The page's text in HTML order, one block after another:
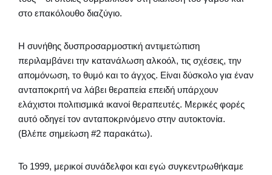
στο επακόλουθο διαζύγιο.
Η συνήθης δυσπροσαρμοστική αντιμετώπιση
περιλαμβάνει την κατανάλωση αλκοόλ, τις σχέσεις, την
απομόνωση, το θυμό και το άγχος. Είναι δύσκολο για έναν
ανταποκριτή να λάβει θεραπεία επειδή υπάρχουν
ελάχιστοι πολιτισμικά ικανοί θεραπευτές. Μερικές φορές
αυτό οδηγεί τον ανταποκρινόμενο στην αυτοκτονία.
(Βλέπε σημείωση #2 παρακάτω).
Το 1999, μερικοί συνάδελφοι και εγώ συγκεντρωθήκαμε